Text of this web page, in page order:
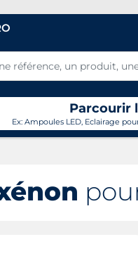
Parcourir
Ex: Ampoules LED, Eclairage